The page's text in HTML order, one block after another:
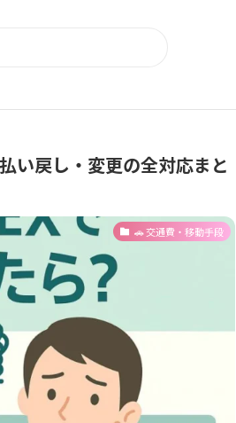
い戻し・変更の全対応まと
🚗 交通費・移動手段